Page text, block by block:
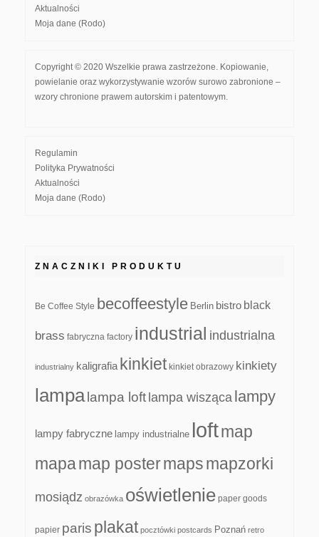
Aktualności
Moja dane (Rodo)
Copyright © 2020 Wszelkie prawa zastrzeżone. Kopiowanie,
powielanie oraz wykorzystywanie wzorów surowo zabronione –
wzory chronione prawem autorskim i patentowym.
Regulamin
Polityka Prywatności
Aktualności
Moja dane (Rodo)
ZNACZNIKI PRODUKTU
Be Coffee Style becoffeestyle Berlin bistro black
brass fabryczna factory industrial industrialna
industrialny kaligrafia kinkiet kinkiet obrazowy kinkiety
lampa lampa loft lampa wisząca lampy
lampy fabryczne lampy industrialne loftmap
mapamap postermapsmapzorki
mosiądz obrazówka oświetlenie paper goods
papier paris plakat pocztówki postcards Poznań retro